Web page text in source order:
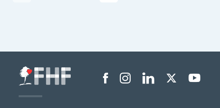
Menu liens sociaux